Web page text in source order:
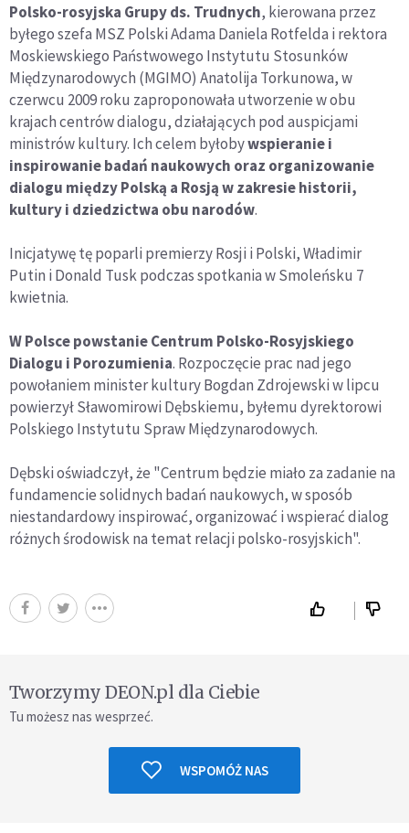
Polsko-rosyjska Grupy ds. Trudnych, kierowana przez
byłego szefa MSZ Polski Adama Daniela Rotfelda i rektora
Moskiewskiego Państwowego Instytutu Stosunków
Międzynarodowych (MGIMO) Anatolija Torkunowa, w
czerwcu 2009 roku zaproponowała utworzenie w obu
krajach centrów dialogu, działających pod auspicjami
ministrów kultury. Ich celem byłobywspieranie i
inspirowanie badań naukowych oraz organizowanie
dialogu między Polską a Rosją w zakresie historii,
kultury i dziedzictwa obu narodów.
Inicjatywę tę poparli premierzy Rosji i Polski, Władimir
Putin i Donald Tusk podczas spotkania w Smoleńsku 7
kwietnia.
W Polsce powstanie Centrum Polsko-Rosyjskiego
Dialogu i Porozumienia. Rozpoczęcie prac nad jego
powołaniem minister kultury Bogdan Zdrojewski w lipcu
powierzył Sławomirowi Dębskiemu, byłemu dyrektorowi
Polskiego Instytutu Spraw Międzynarodowych.
Dębski oświadczył, że "Centrum będzie miało za zadanie na
fundamencie solidnych badań naukowych, w sposób
niestandardowy inspirować, organizować i wspierać dialog
różnych środowisk na temat relacji polsko-rosyjskich".
Tworzymy DEON.pl dla Ciebie
Tu możesz nas wesprzeć.
WSPOMÓŻ NAS